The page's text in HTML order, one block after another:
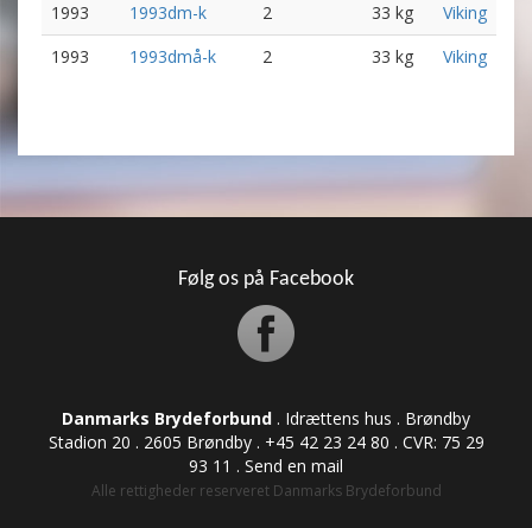
1993 1993dm-k 2 33 kg
Viking
1993
1993dmå-k 2 33 kg Viking
Følg os på Facebook
Danmarks Brydeforbund . Idrættens hus . Brøndby
Stadion 20 . 2605 Brøndby . +45 42 23 24 80 . CVR: ​​​​​​75 29
93 11 . Send en mail
Alle rettigheder reserveret Danmarks Brydeforbund